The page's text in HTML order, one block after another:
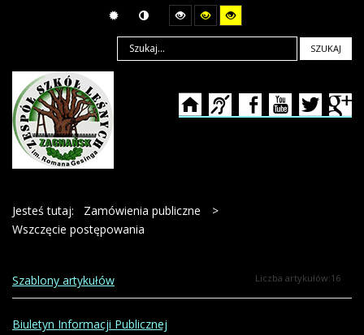
SZUKAJ
Jesteś tutaj: Zamówienia publiczne
>
Wszczęcie postępowania
Szablony artykułów Liczba artykułów:16
Biuletyn Informacji Publicznej